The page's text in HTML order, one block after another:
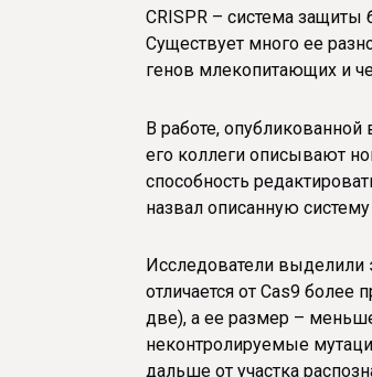
CRISPR – система
Существует много ее
генов млекопитающих и
В работе, опубликованной
его коллеги описывают
способность
назвал описанную
Исследователи выделили
отличается от Cas9
две), а ее размер –
неконтролируемые
дальше от участка